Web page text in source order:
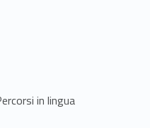
in lingua